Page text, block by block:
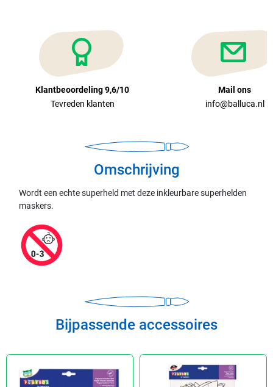
Klantbeoordeling 9,6/10
Tevreden klanten
Mail ons
info@balluca.nl
Omschrijving
Wordt een echte superheld met deze inkleurbare superhelden
maskers.
Bijpassende accessoires